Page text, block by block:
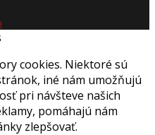
cookies. Niektoré sú
iné nám umožňujú
pri návšteve našich
pomáhajú nám
zlepšovať.